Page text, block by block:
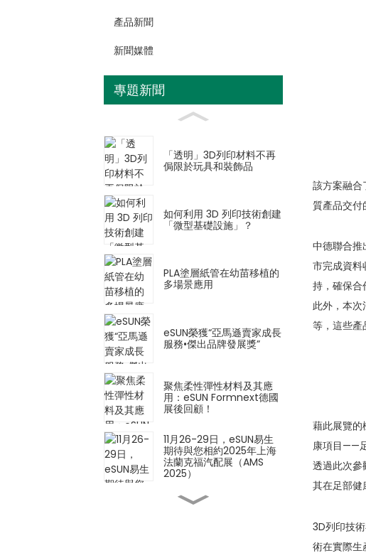
產品新聞
新聞媒體
專題新聞
「透明」3D列印材料不再
侷限於玩具和裝飾品
如何利用 3D 列印技術創建
「微型基礎設施」？
PLA塗層紙管在幼苗移植的
多場景應用
eSUN榮獲“亞馬遜賣家成長
服務•傑出品牌發展獎”
聚焦柔性彈性材料及其應
用：eSUN Formnext德國
展後回顧！
11月26-29日，eSUN易生
期待與您相約2025年上海
法蘭克福汽配展（AMS
2025）
創新材料 × 創新應用 |
該方案融
質產品交付
中德聯合推
市完成資料
持，確保合
此外，本次
等，這些產
藉此展覽
康項目——
透過此次
其在足部健
3D列印技
術在實際生